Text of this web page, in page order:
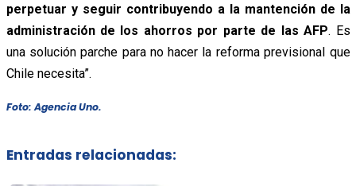
perpetuar y seguir contribuyendo a la mantención de la
administración de los ahorros por parte de las AFP. Es
una solución parche para no hacer la reforma previsional que
Chile necesita”.
Foto: Agencia Uno.
Entradas relacionadas: